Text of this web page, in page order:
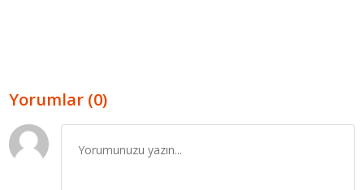
Yorumlar (0)